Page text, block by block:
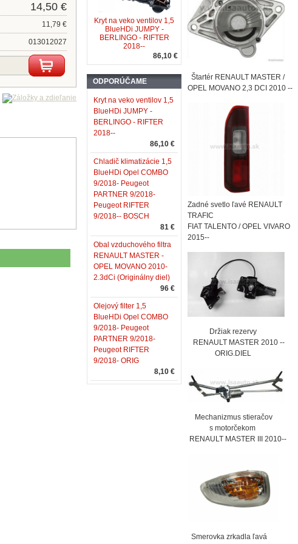
14,50 €
11,79 €
013012027
Kryt na veko ventilov 1,5
BlueHDi JUMPY -
BERLINGO - RIFTER
2018--
86,10 €
ODPORÚČAME
Kryt na veko ventilov 1,5
BlueHDi JUMPY -
BERLINGO - RIFTER
2018--
86,10 €
Chladič klimatizácie 1,5
BlueHDi Opel COMBO
9/2018- Peugeot
PARTNER 9/2018-
Peugeot RIFTER
9/2018-- BOSCH
81 €
Obal vzduchového filtra
RENAULT MASTER -
OPEL MOVANO 2010-
2.3dCi (Originálny diel)
96 €
Olejový filter 1,5
BlueHDi Opel COMBO
9/2018- Peugeot
PARTNER 9/2018-
Peugeot RIFTER
9/2018- ORIG
8,10 €
Štartér RENAULT MASTER /
OPEL MOVANO 2,3 DCI 2010 --
Zadné svetlo ľavé RENAULT
TRAFIC
FIAT TALENTO / OPEL VIVARO
2015--
Držiak rezervy
RENAULT MASTER 2010 --
ORIG.DIEL
Mechanizmus stieračov
s motorčekom
RENAULT MASTER III 2010--
Smerovka zrkadla ľavá